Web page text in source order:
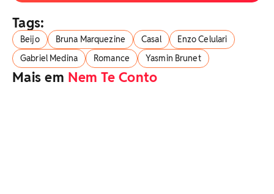
Tags:
Beijo Bruna Marquezine Casal
Enzo Celulari
Gabriel Medina
Romance Yasmin Brunet
Mais em Nem Te Conto